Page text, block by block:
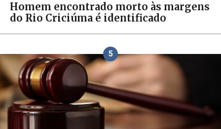
Homem encontrado morto às margens
do Rio Criciúma é identificado
5